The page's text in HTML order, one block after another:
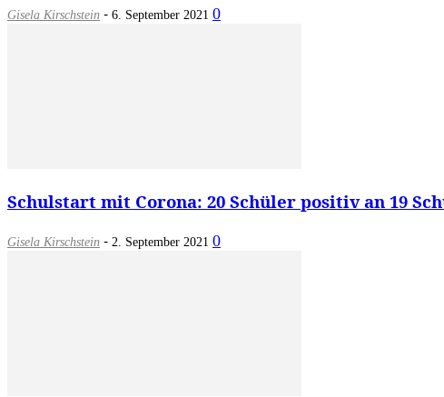
Gisela Kirschstein - 6. September 2021 0
Schulstart mit Corona: 20 Schüler positiv an 19
Gisela Kirschstein - 2. September 2021 0